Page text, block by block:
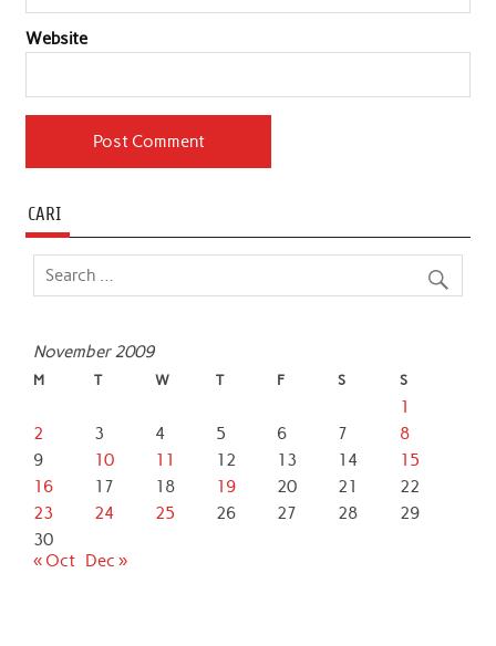
Website
CARI
November 2009
M T W T F S S
1
2
3 4 5 6 7
8
9
10 11 12 13 14
15
16
17 18 19 20 21
22
23
24 25 26 27 28
29
30
« Oct Dec »